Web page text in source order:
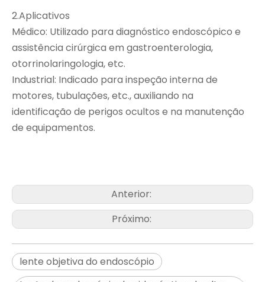
2.Aplicativos
Médico: Utilizado para diagnóstico endoscópico e
assistência cirúrgica em gastroenterologia,
otorrinolaringologia, etc.
Industrial: Indicado para inspeção interna de
motores, tubulações, etc., auxiliando na
identificação de perigos ocultos e na manutenção
de equipamentos.
Anterior:
Próximo:
lente objetiva do endoscópio